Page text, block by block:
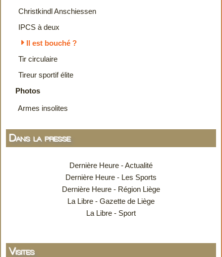
Christkindl Anschiessen
IPCS à deux
Il est bouché ?
Tir circulaire
Tireur sportif élite
Photos
Armes insolites
Dans la presse
Dernière Heure - Actualité
Dernière Heure - Les Sports
Dernière Heure - Région Liège
La Libre - Gazette de Liège
La Libre - Sport
Visites